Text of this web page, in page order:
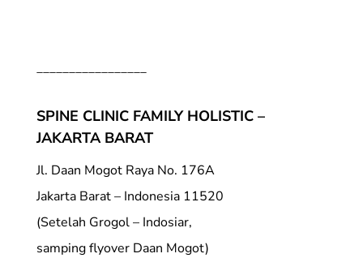
_________________
SPINE CLINIC FAMILY HOLISTIC –
JAKARTA BARAT
Jl. Daan Mogot Raya No. 176A
Jakarta Barat – Indonesia 11520
(Setelah Grogol – Indosiar,
samping flyover Daan Mogot)